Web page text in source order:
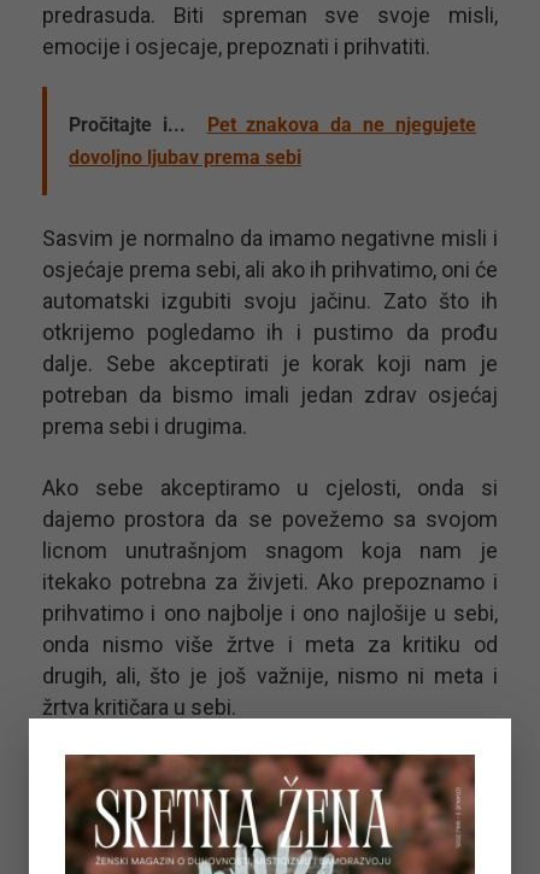
predrasuda. Biti spreman sve svoje misli,
emocije i osjecaje, prepoznati i prihvatiti.
Pročitajte i...
Pet znakova da ne njegujete
dovoljno ljubav prema sebi
Sasvim je normalno da imamo negativne misli i
osjećaje prema sebi, ali ako ih prihvatimo, oni će
automatski izgubiti svoju jačinu. Zato što ih
otkrijemo pogledamo ih i pustimo da prođu
dalje. Sebe akceptirati je korak koji nam je
potreban da bismo imali jedan zdrav osjećaj
prema sebi i drugima.
Ako sebe akceptiramo u cjelosti, onda si
dajemo prostora da se povežemo sa svojom
licnom unutrašnjom snagom koja nam je
itekako potrebna za živjeti. Ako prepoznamo i
prihvatimo i ono najbolje i ono najlošije u sebi,
onda nismo više žrtve i meta za kritiku od
drugih, ali, što je još važnije, nismo ni meta i
žrtva kritičara u sebi.
Sebe akceptirati je osnova za jedan sretan i
uspješan život. Moju knjigu‘Iluzija O Sebi –
Kako Istinski Zavoljeti I Upoznati Sebe I Otkriti
Svoju Životnu Svrhu’možete kupiti
klikom na